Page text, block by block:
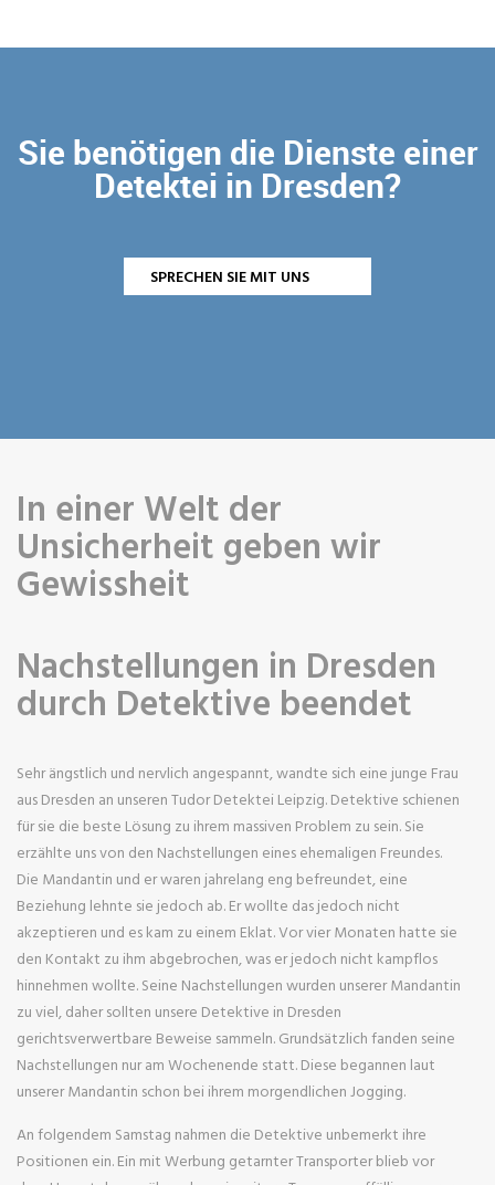
Sie benötigen die Dienste einer
Detektei in Dresden?
SPRECHEN SIE MIT UNS
In einer Welt der
Unsicherheit geben wir
Gewissheit
Nachstellungen in Dresden
durch Detektive beendet
Sehr ängstlich und nervlich angespannt, wandte sich eine junge Frau
aus Dresden an unseren Tudor Detektei Leipzig. Detektive schienen
für sie die beste Lösung zu ihrem massiven Problem zu sein. Sie
erzählte uns von den Nachstellungen eines ehemaligen Freundes.
Die Mandantin und er waren jahrelang eng befreundet, eine
Beziehung lehnte sie jedoch ab. Er wollte das jedoch nicht
akzeptieren und es kam zu einem Eklat. Vor vier Monaten hatte sie
den Kontakt zu ihm abgebrochen, was er jedoch nicht kampflos
hinnehmen wollte. Seine Nachstellungen wurden unserer Mandantin
zu viel, daher sollten unsere Detektive in Dresden
gerichtsverwertbare Beweise sammeln. Grundsätzlich fanden seine
Nachstellungen nur am Wochenende statt. Diese begannen laut
unserer Mandantin schon bei ihrem morgendlichen Jogging.
An folgendem Samstag nahmen die Detektive unbemerkt ihre
Positionen ein. Ein mit Werbung getarnter Transporter blieb vor